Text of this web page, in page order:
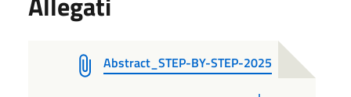
Abstract_STEP-BY-STEP-2025